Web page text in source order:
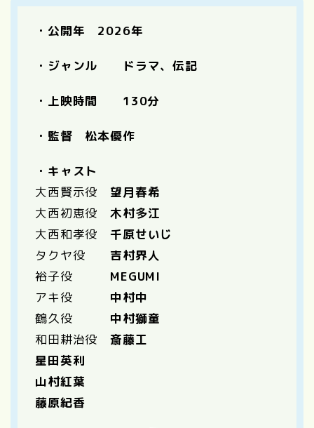
・公開年 2026年
・ジャンル ドラマ、伝記
・上映時間 130分
・監督 松本優作
・キャスト
大西賢示役 望月春希
大西初恵役木村多江
大西和孝役千原せいじ
タクヤ役 吉村界人
裕子役 MEGUMI
アキ役 中村中
鶴久役 中村獅童
和田耕治役斎藤工
星田英利
山村紅葉
藤原紀香